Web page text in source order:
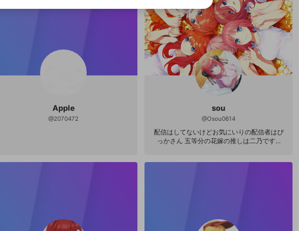
Apple
@2070472
sou
@Osou0614
配信はしてないけどお気にいりの配信者はぴ
っかさん 五等分の花嫁の推しは二乃です...
ファンレターを作成
の利用規約・プライバシーポリシー・外部サービ
に同意頂いた上で、次にお進み
fanからのお得な情報をメールで受け取
の利用規約・プライバシーポリシー・外部サービ
に同意頂いた上で、次にお進み
あとで登録
ムの録画禁止区域の配信
的・宗教的・人種的な内容
送信
Discordに参加する